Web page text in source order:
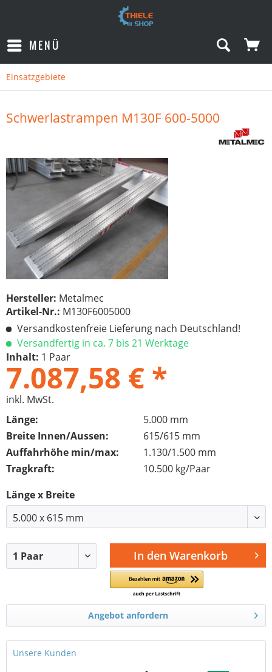
MENÜ
Einsatzgebiete
Schwerlastrampen M130F 600-5000
Hersteller: Metalmec
Artikel-Nr.: M130F6005000
Versandkostenfreie Lieferung nach Deutschland!
Versandfertig in ca. 7 bis 21 Werktage
Inhalt: 1 Paar
7.087,58 € *
inkl. MwSt.
Länge:
5.000 mm
Breite Innen/Aussen:
615/615 mm
Auffahrhöhe min/max:
1.130/1.500 mm
Tragkraft:
10.500 kg/Paar
Länge x Breite
In den Warenkorb
Angebot anfordern
Unsere Kunden